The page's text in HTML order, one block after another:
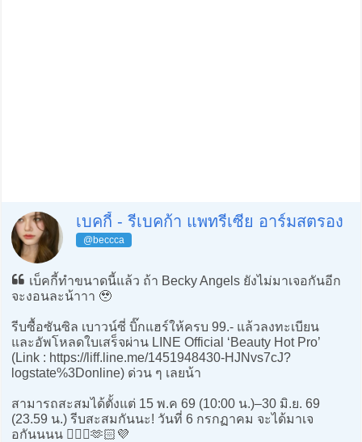
เบคกี้ - รีเบคก้า แพทรีเซีย อาร์มสตรอง
@beccca
เบ็คกี้ทำขนาดนี้แล้ว ถ้า Becky Angels ยังไม่มาเจอกันอีก
จะงอนละน้าาา 🥹
รีบซื้อซันซิล เบาวน์ซี่ บิ๊กแฮร์ให้ครบ 99.- แล้วลงทะเบียน
และอัพโหลดใบเสร็จผ่าน LINE Official ‘Beauty Hot Pro’
(Link : https://liff.line.me/1451948430-HJNvs7cJ?
logstate%3Donline​) ด่วน ๆ เลยน้า
สามารถสะสมได้ตั้งแต่ 15 พ.ค 69 (10:00 น.)–30 มิ.ย. 69
(23.59 น.) รีบสะสมกันนะ! วันที่ 6 กรกฏาคม จะได้มาเจ
อกันนนน 💁🏻‍♀️🫶🏻💜